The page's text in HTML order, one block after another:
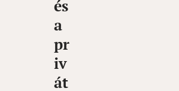
és
a
pr
iv
át